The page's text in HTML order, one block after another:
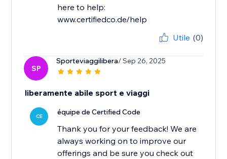
here to help:
www.certifiedco.de/help
Utile (0)
SP
Sporteviaggilibera/ Sep 26, 2025
liberamente abile sport e viaggi
CE équipe de Certified Code
Thank you for your feedback! We are
always working on to improve our
offerings and be sure you check out